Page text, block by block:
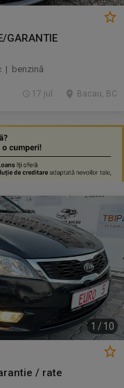
GARANTIE
| benzină
Bacau, BC
17 jul.
1 / 10
/ rate